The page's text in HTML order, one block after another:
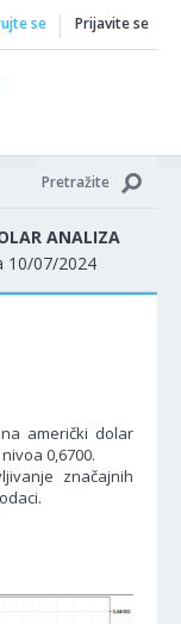
se Prijavite se
Pretražite
ANALIZA
10/07/2024
američki dolar
0,6700.
značajnih